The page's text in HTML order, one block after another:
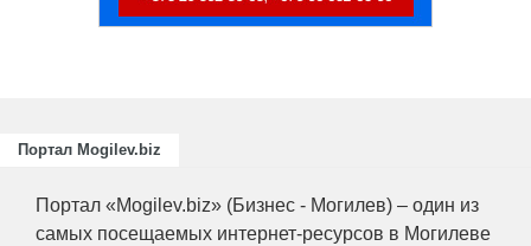
Портал Mogilev.biz
Портал «Mogilev.biz» (Бизнес - Могилев) – один из
самых посещаемых интернет-ресурсов в Могилеве